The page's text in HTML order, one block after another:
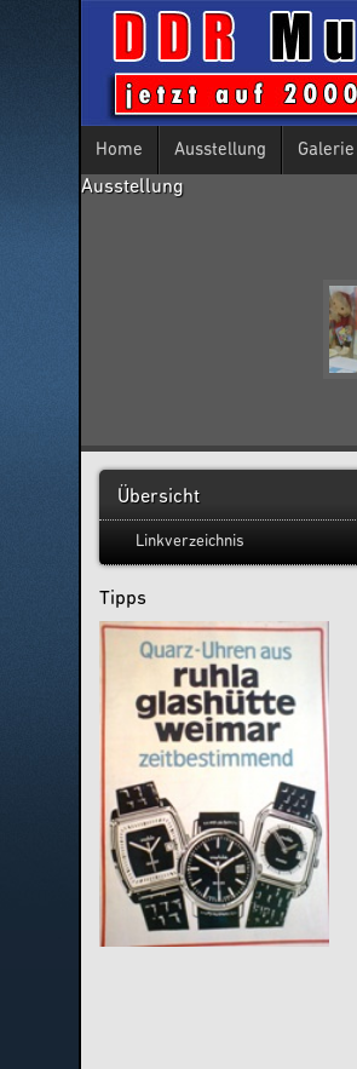
Home Ausstellung Galerie
Ausstellung
Übersicht
Linkverzeichnis
Tipps